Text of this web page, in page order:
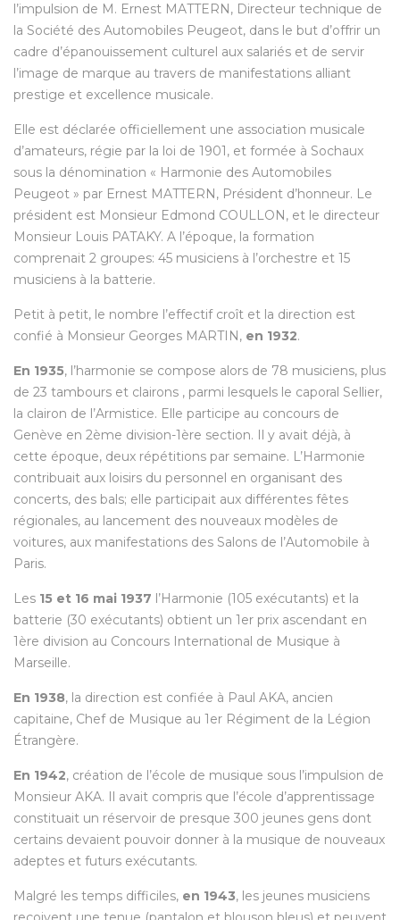
l’impulsion de M. Ernest MATTERN, Directeur technique de
la Société des Automobiles Peugeot, dans le but d’offrir un
cadre d’épanouissement culturel aux salariés et de servir
l’image de marque au travers de manifestations alliant
prestige et excellence musicale.
Elle est déclarée officiellement une association musicale
d’amateurs, régie par la loi de 1901, et formée à Sochaux
sous la dénomination « Harmonie des Automobiles
Peugeot » par Ernest MATTERN, Président d’honneur. Le
président est Monsieur Edmond COULLON, et le directeur
Monsieur Louis PATAKY. A l’époque, la formation
comprenait 2 groupes: 45 musiciens à l’orchestre et 15
musiciens à la batterie.
Petit à petit, le nombre l’effectif croît et la direction est
confié à Monsieur Georges MARTIN, en 1932.
En 1935, l’harmonie se compose alors de 78 musiciens, plus
de 23 tambours et clairons , parmi lesquels le caporal Sellier,
la clairon de l’Armistice. Elle participe au concours de
Genève en 2ème division-1ère section. Il y avait déjà, à
cette époque, deux répétitions par semaine. L’Harmonie
contribuait aux loisirs du personnel en organisant des
concerts, des bals; elle participait aux différentes fêtes
régionales, au lancement des nouveaux modèles de
voitures, aux manifestations des Salons de l’Automobile à
Paris.
Les 15 et 16 mai 1937 l’Harmonie (105 exécutants) et la
batterie (30 exécutants) obtient un 1er prix ascendant en
1ère division au Concours International de Musique à
Marseille.
En 1938, la direction est confiée à Paul AKA, ancien
capitaine, Chef de Musique au 1er Régiment de la Légion
Étrangère.
En 1942, création de l’école de musique sous l’impulsion de
Monsieur AKA. Il avait compris que l’école d’apprentissage
constituait un réservoir de presque 300 jeunes gens dont
certains devaient pouvoir donner à la musique de nouveaux
adeptes et futurs exécutants.
Malgré les temps difficiles, en 1943, les jeunes musiciens